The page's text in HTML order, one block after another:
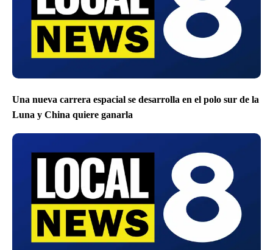
Una nueva carrera espacial se desarrolla en el polo sur de la
Luna y China quiere ganarla